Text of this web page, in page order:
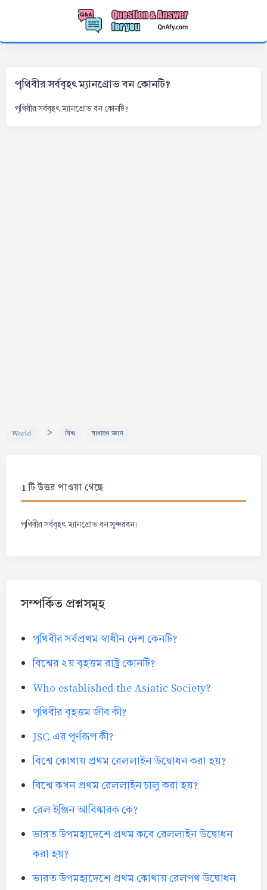
পৃথিবীর সর্ববৃহৎ ম্যানগ্রোভ বন কোনটি?
পৃথিবীর সর্ববৃহৎ ম্যানগ্রোভ বন কোনটি?
World > বিশ্ব সাধারণ জ্ঞান
1 টি উত্তর পাওয়া গেছে
পৃথিবীর সর্ববৃহৎ ম্যানগ্রোভ বনসুন্দরবন।
সম্পর্কিত প্রশ্নসমূহ
পৃথিবীর সর্বপ্রথম স্বাধীন দেশ কেনটি?
বিশ্বের ২য় বৃহত্তম রাষ্ট্র কোনটি?
Who established the Asiatic Society?
পৃথিবীর বৃহত্তম জীব কী?
JSC এর পূর্ণরূপ কী?
বিশ্বে কোথায় প্রথম রেললাইন উদ্বোধন করা হয়?
বিশ্বে কখন প্রথম রেললাইন চালু করা হয়?
রেল ইঞ্জিন আবিষ্কারক কে?
ভারত উপমহাদেশে প্রথম কবে রেললাইন উদ্বোধন
করা হয়?
ভারত উপমহাদেশে প্রথম কোথায় রেলপথ উদ্বোধন